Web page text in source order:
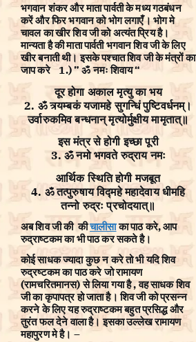
भगवान शंकर और माता पार्वती के मध्य गठबंधन
करें और फिर भगवान को भोग लगाएँ। भोग मे
चावल का खीर शिव जी को अत्यंत प्रिय है।
मान्यता है की माता पार्वती भगवान शिव जी के लिए
खीर बनाती थी। इसके पश्चात शिव जी के मंत्रों का
जाप करे 1.) ” ॐ नमः शिवाय “
दूर होगा अकाल मृत्यु का भय
2. ॐ त्र्यम्बकं यजामहे सुगन्धिं पुष्टिवर्धनम्।
उर्वारुकमिव बन्धनान् मृत्योर्मुक्षीय मामृतात्॥
इस मंत्र से होगी इच्छा पूरी
3. ॐ नमो भगवते रुद्राय नमः
आर्थिक स्थिति होगी मजबूत
4. ॐ तत्पुरुषाय विद्महे महादेवाय धीमहि
तन्नो रुद्रः प्रचोदयात्॥
अब शिव जी की कीचालीसाका पाठ करे, आप
रुद्राष्टकम का भी पाठ कर सकते है।
कोई साधक ज्यादा कुछ न करे तो भी यदि शिव
रुद्रष्टकम का पाठ करे जो रामायण
(रामचरितमानस) से लिया गया है , वह साधक शिव
जी का कृपापत्र हो जाता है। शिव जी को प्रसन्न
करने के लिए यह रुद्राष्टकम बहुत प्रसिद्ध और
तुरंत फल देने वाला है। इसका उल्लेख रामायण
महापुरण मे है। –